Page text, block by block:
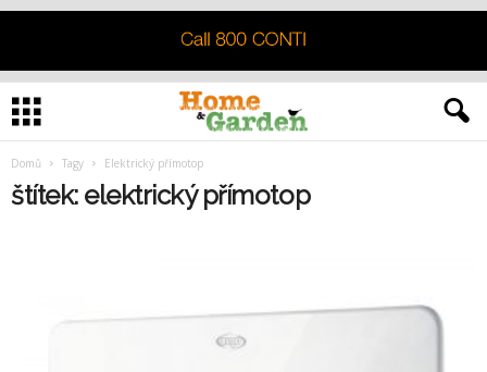
Domů Tagy Elektrický přímotop
štítek: elektrický přímotop